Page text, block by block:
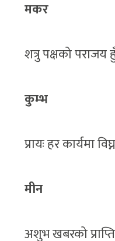
मकर
शत्रु पक्षको पराजय
कुम्भ
प्रायः हर कार्यमा
मीन
अशुभ खबरको